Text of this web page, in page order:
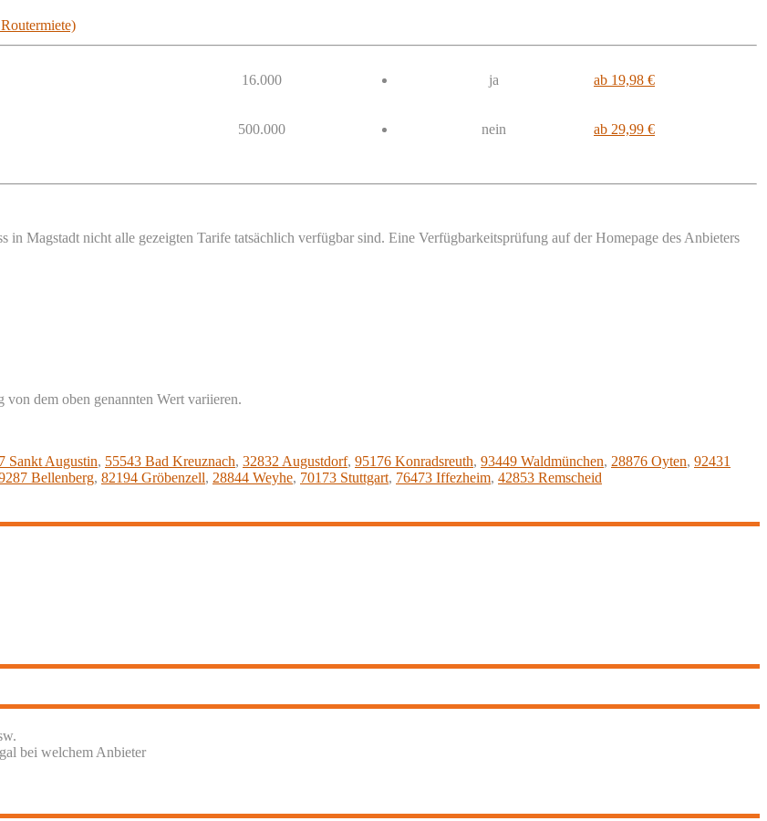
16.000 ja ab 19,98 €
500.000 nein ab 29,99 €
in Magstadt nicht alle gezeigten Tarife tatsächlich verfügbar sind. Eine Verfügbarkeitsprüfung auf der Homepage des Anbieters
dem oben genannten Wert variieren.
Sankt Augustin, 55543 Bad Kreuznach, 32832 Augustdorf, 95176 Konradsreuth, 93449 Waldmünchen, 28876 Oyten, 92431
Bellenberg, 82194 Gröbenzell, 28844 Weyhe, 70173 Stuttgart, 76473 Iffezheim, 42853 Remscheid
bei welchem Anbieter